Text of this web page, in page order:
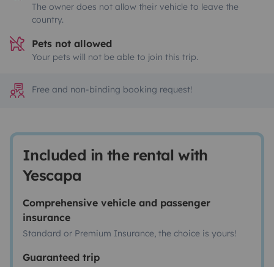
The owner does not allow their vehicle to leave the
country.
Pets not allowed
Your pets will not be able to join this trip.
Free and non-binding booking request!
Included in the rental with
Yescapa
Comprehensive vehicle and passenger
insurance
Standard or Premium Insurance, the choice is yours!
Guaranteed trip